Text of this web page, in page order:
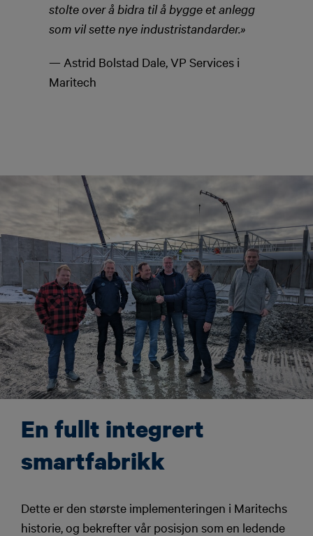
stolte over å bidra til å bygge et anlegg
som vil sette nye industristandarder.»
— Astrid Bolstad Dale, VP Services i
Maritech
En fullt integrert
smartfabrikk
Dette er den største implementeringen i Maritechs
historie, og bekrefter vår posisjon som en ledende